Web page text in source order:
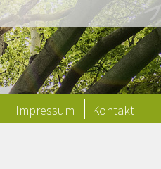
Impressum Kontakt